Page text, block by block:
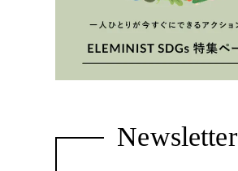
Newsletter